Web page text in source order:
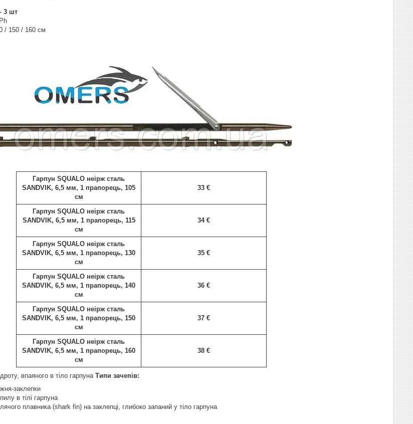
3 шт
/ 150 / 160 см
Гарпун SQUALO неірж сталь
SANDVIK, 6,5 мм, 1 прапорець, 105
см
33 €
Гарпун SQUALO неірж сталь
SANDVIK, 6,5 мм, 1 прапорець, 115
см
34 €
Гарпун SQUALO неірж сталь
SANDVIK, 6,5 мм, 1 прапорець, 130
см
35 €
Гарпун SQUALO неірж сталь
SANDVIK, 6,5 мм, 1 прапорець, 140
см
36 €
Гарпун SQUALO неірж сталь
SANDVIK, 6,5 мм, 1 прапорець, 150
см
37 €
Гарпун SQUALO неірж сталь
SANDVIK, 6,5 мм, 1 прапорець, 160
см
38 €
впаяного в тіло гарпуна Типи зачепів:
заклепки
в тілі гарпуна
плавника (shark fin) на заклепці, глибоко запаний у тіло гарпуна